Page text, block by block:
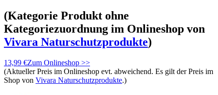
(Kategorie Produkt ohne
Kategoriezuordnung im Onlineshop von
Vivara Naturschutzprodukte)
13,99 €Zum Onlineshop >>
(Aktueller Preis im Onlineshop evt. abweichend. Es gilt der Preis im
Shop von Vivara Naturschutzprodukte.)